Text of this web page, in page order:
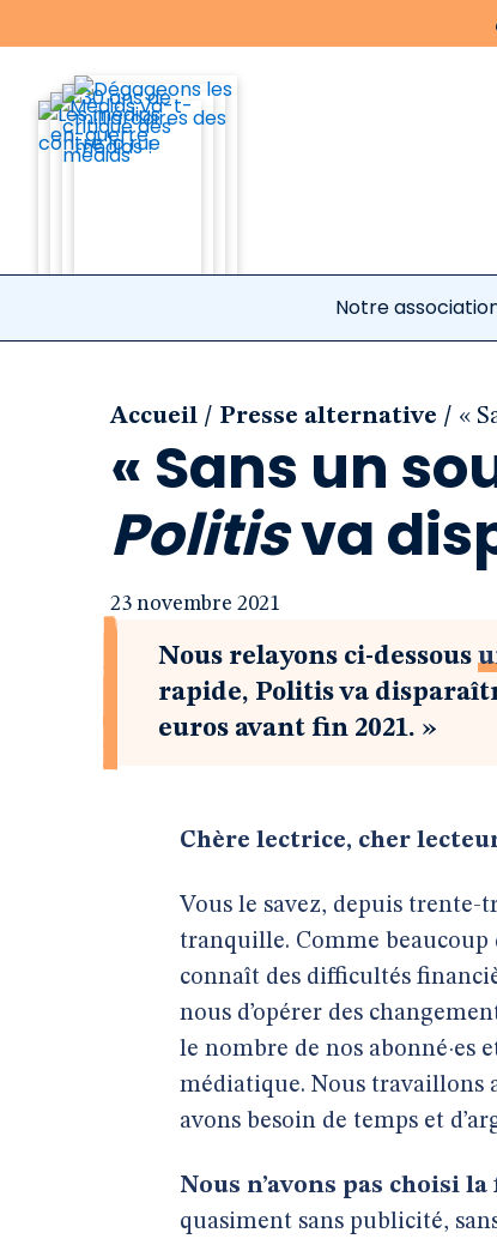
Notre
Accueil / Presse alternative / «
« Sans un
Politisva
23 novembre 2021
Nous relayons ci-dessous
rapide, Politis va
euros avant fin 2021. »
Chère lectrice, cher
Vous le savez, depuis trente-
tranquille. Comme
connaît des difficultés
nous d’opérer des
le nombre de nos abonné·es
médiatique. Nous travaillons
avons besoin de temps et
Nous n’avons pas choisi
quasiment sans publicité,